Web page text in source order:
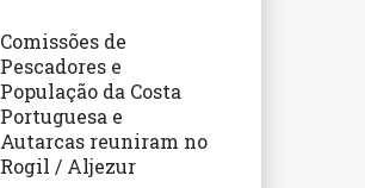
Comissões de
Pescadores e
População da Costa
Portuguesa e
Autarcas reuniram no
Rogil / Aljezur